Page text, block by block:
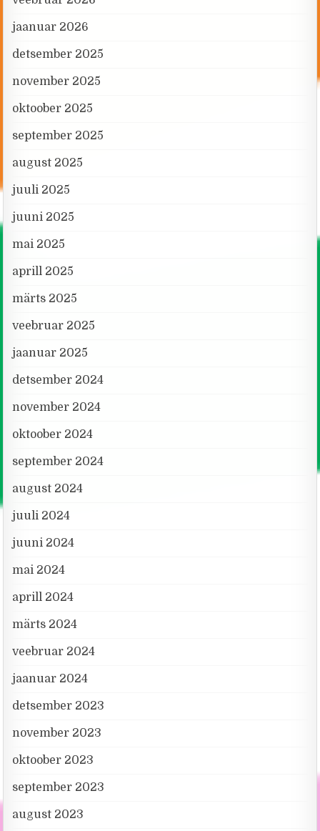
jaanuar 2026
detsember 2025
november 2025
oktoober 2025
september 2025
august 2025
juuli 2025
juuni 2025
mai 2025
aprill 2025
märts 2025
veebruar 2025
jaanuar 2025
detsember 2024
november 2024
oktoober 2024
september 2024
august 2024
juuli 2024
juuni 2024
mai 2024
aprill 2024
märts 2024
veebruar 2024
jaanuar 2024
detsember 2023
november 2023
oktoober 2023
september 2023
august 2023